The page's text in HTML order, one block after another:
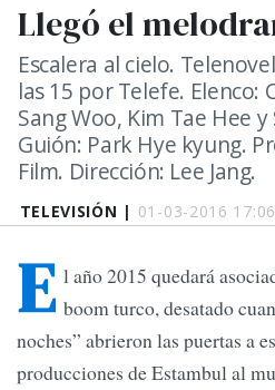
TELEVISIÓN | 01-03-2016 17:06
Llegó el
Escalera al cielo.
las 15 por Telefe. Elenco:
Sang Woo, Kim Tae Hee
Guión: Park Hye kyung.
Film. Dirección: Lee Jang.
E l año 2015 quedará
boom turco, desatado
noches” abrieron las puertas a
producciones de Estambul al